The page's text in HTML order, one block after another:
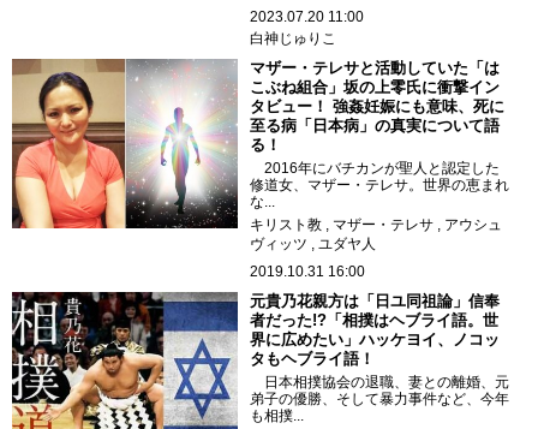
2023.07.20 11:00
白神じゅりこ
マザー・テレサと活動していた「は
こぶね組合」坂の上零氏に衝撃イン
タビュー！ 強姦妊娠にも意味、死に
至る病「日本病」の真実について語
る！
2016年にバチカンが聖人と認定した
修道女、マザー・テレサ。世界の恵まれ
な...
キリスト教
マザー・テレサ
アウシュ
ヴィッツ
ユダヤ人
2019.10.31 16:00
元貴乃花親方は「日ユ同祖論」信奉
者だった!?「相撲はヘブライ語。世
界に広めたい」ハッケヨイ、ノコッ
タもヘブライ語！
日本相撲協会の退職、妻との離婚、元
弟子の優勝、そして暴力事件など、今年
も相撲...